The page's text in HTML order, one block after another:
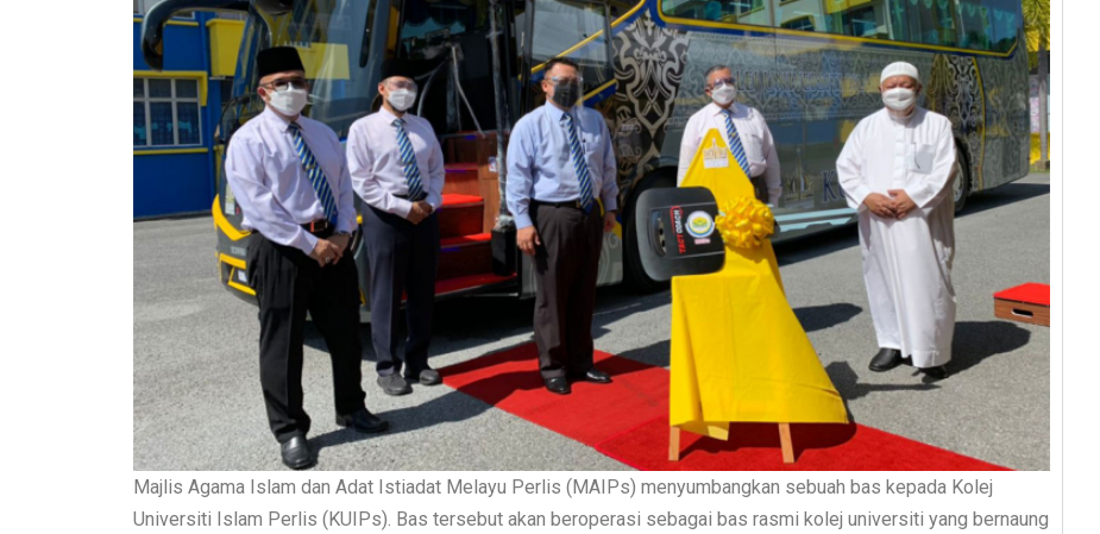
Majlis Agama Islam dan Adat Istiadat Melayu Perlis (MAIPs) menyumbangkan sebuah bas kepada Kolej
Universiti Islam Perlis (KUIPs). Bas tersebut akan beroperasi sebagai bas rasmi kolej universiti yang bernaung